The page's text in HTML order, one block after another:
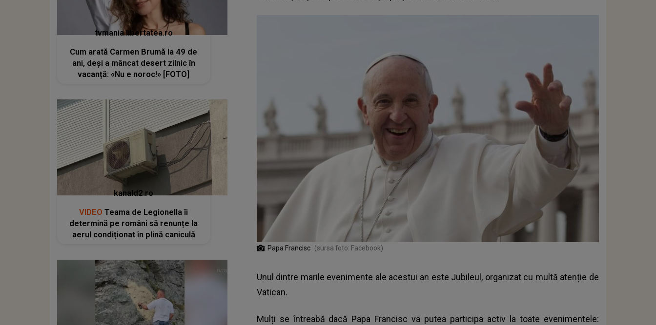
Papa Francisc (sursa foto: Facebook)
Unul dintre marile evenimente ale acestui an este Jubileul, organizat cu multă atenție de
Vatican.
Mulți se întreabă dacă Papa Francisc va putea participa activ la toate evenimentele:
tvmania.libertatea.ro
Cum arată Carmen Brumă la 49 de
ani, deși a mâncat desert zilnic în
vacanță: «Nu e noroc!» [FOTO]
kanald2.ro
VIDEO Teama de Legionella îi
determină pe români să renunțe la
aerul condiționat în plină caniculă